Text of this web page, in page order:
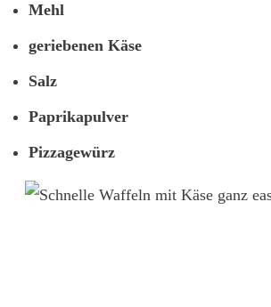
Mehl
geriebenen Käse
Salz
Paprikapulver
Pizzagewürz